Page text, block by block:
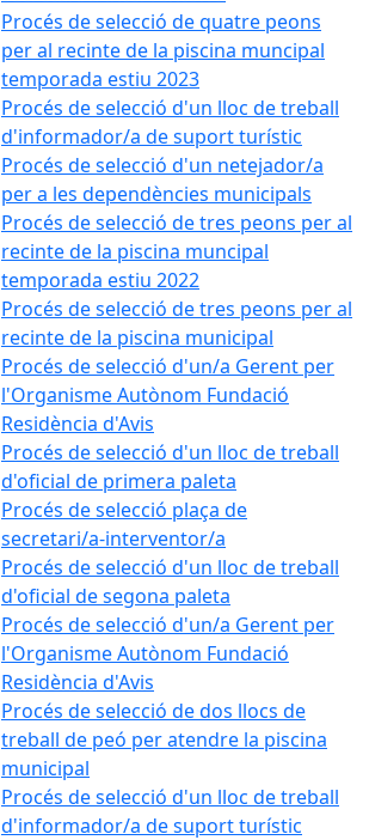
Procés de selecció de quatre peons
per al recinte de la piscina muncipal
temporada estiu 2023
Procés de selecció d'un lloc de treball
d'informador/a de suport turístic
Procés de selecció d'un netejador/a
per a les dependències municipals
Procés de selecció de tres peons per al
recinte de la piscina muncipal
temporada estiu 2022
Procés de selecció de tres peons per al
recinte de la piscina municipal
Procés de selecció d'un/a Gerent per
l'Organisme Autònom Fundació
Residència d'Avis
Procés de selecció d'un lloc de treball
d'oficial de primera paleta
Procés de selecció plaça de
secretari/a-interventor/a
Procés de selecció d'un lloc de treball
d'oficial de segona paleta
Procés de selecció d'un/a Gerent per
l'Organisme Autònom Fundació
Residència d'Avis
Procés de selecció de dos llocs de
treball de peó per atendre la piscina
municipal
Procés de selecció d'un lloc de treball
d'informador/a de suport turístic